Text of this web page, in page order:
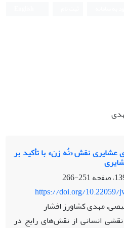
نقش «نُه‌ زن» با تأکید بر
251-266
https://doi.org/10.22059/
مهدی کشاورز افشار
انسانی از نقش‌های رایج در